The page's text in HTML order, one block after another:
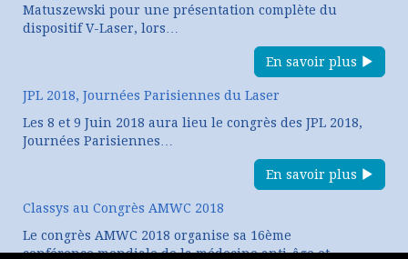
Matuszewski pour une présentation complète du
dispositif V-Laser, lors…
En savoir plus
JPL 2018, Journées Parisiennes du Laser
Les 8 et 9 Juin 2018 aura lieu le congrès des JPL 2018,
Journées Parisiennes…
En savoir plus
Classys au Congrès AMWC 2018
Le congrès AMWC 2018 organise sa 16ème
conférence mondiale de la médecine anti-âge et